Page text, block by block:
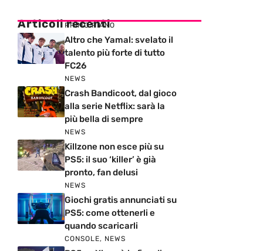
Articoli recenti
PRIMO PIANO
Altro che Yamal: svelato il
talento più forte di tutto
FC26
NEWS
Crash Bandicoot, dal gioco
alla serie Netflix: sarà la
più bella di sempre
NEWS
Killzone non esce più su
PS5: il suo ‘killer’ è già
pronto, fan delusi
NEWS
Giochi gratis annunciati su
PS5: come ottenerli e
quando scaricarli
CONSOLE, NEWS